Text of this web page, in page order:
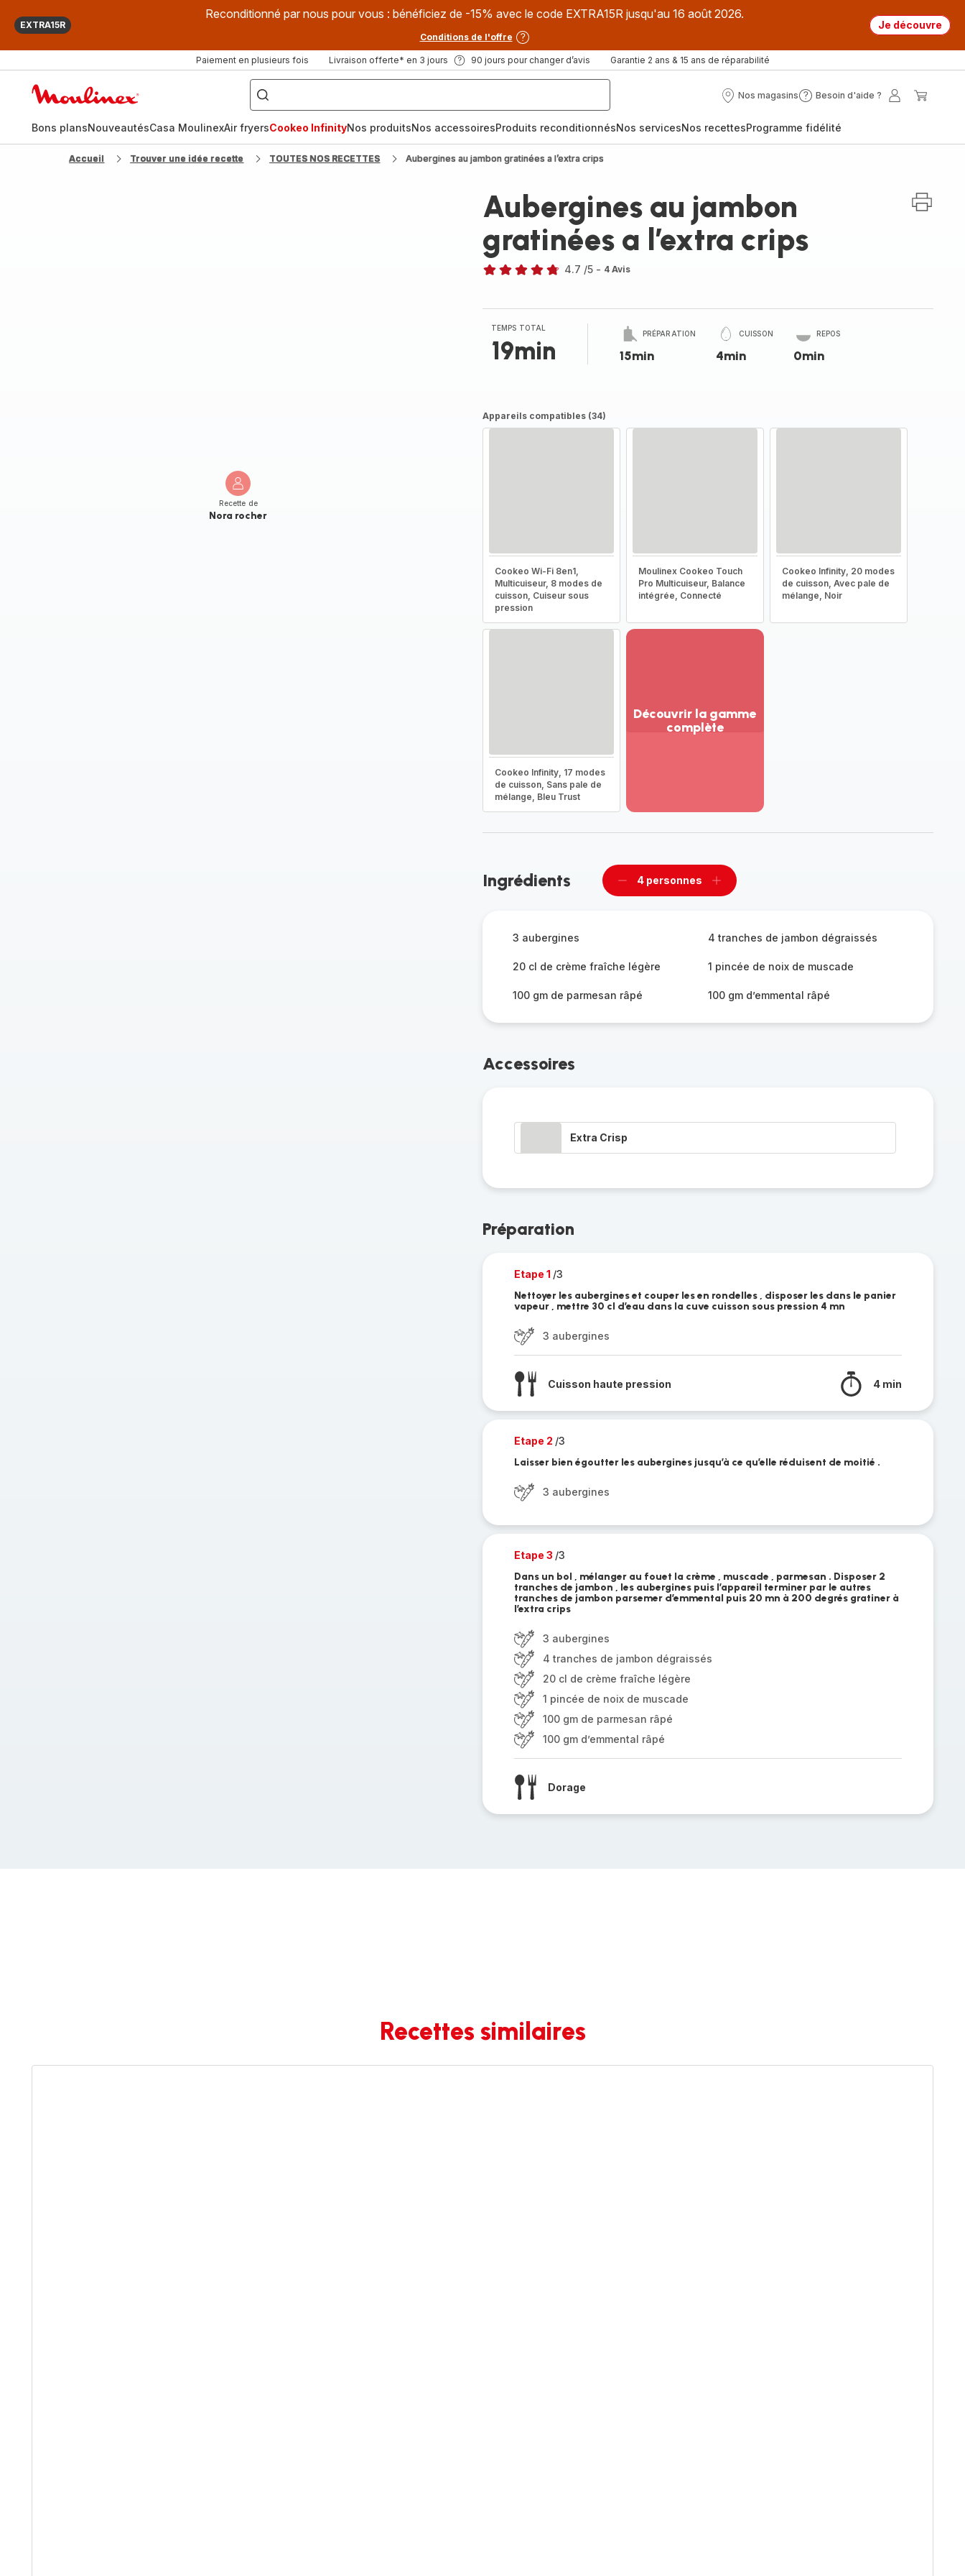
EXTRA15R
Reconditionné par nous pour vous : bénéficiez de -15% avec le code EXTRA15R jusqu'au 16 août 2026.
Conditions de l'offre
Je découvre
Paiement en plusieurs fois Livraison offerte* en 3 jours 90 jours pour changer d’avis Garantie 2 ans & 15 ans de réparabilité
["Que
recherchez-
vous
?",
fryer",
"Companion"]
Nos magasins
Nos
Besoin d'aide ?
Besoin
?
Mon
Bons plansNouveautésCasa MoulinexAir fryersCookeo InfinityNos produitsNos accessoiresProduits reconditionnésNos servicesNos recettesProgramme fidélité
Accueil Trouver une idée recette TOUTES NOS RECETTES Aubergines au jambon gratinées a l’extra crips
Recette de
Nora rocher
Aubergines au jambon
gratinées a l’extra crips
4.7 /5 - 4 Avis
TEMPS TOTAL
19min
PRÉPARATION
15min
CUISSON
4min
REPOS
0min
Appareils compatibles (34)
Cookeo Wi-Fi 8en1,
Multicuiseur, 8 modes de
cuisson, Cuiseur sous
pression
Moulinex Cookeo Touch
Pro Multicuiseur, Balance
intégrée, Connecté
Cookeo Infinity, 20 modes
de cuisson, Avec pale de
mélange, Noir
Cookeo Infinity, 17 modes
de cuisson, Sans pale de
mélange, Bleu Trust
Découvrir la gamme
complète
gamme
Ingrédients
Supprimer
4 personnes
Ajouter
3 aubergines 4 tranches de jambon dégraissés
20 cl de crème fraîche légère 1 pincée de noix de muscade
100 gm de parmesan râpé 100 gm d’emmental râpé
Accessoires
Extra Crisp
Préparation
Etape 1 /3
Nettoyer les aubergines et couper les en rondelles , disposer les dans le panier
vapeur , mettre 30 cl d’eau dans la cuve cuisson sous pression 4 mn
3 aubergines
Cuisson haute pression 4 min
Etape 2 /3
Laisser bien égoutter les aubergines jusqu’à ce qu’elle réduisent de moitié .
3 aubergines
Etape 3 /3
Dans un bol , mélanger au fouet la crème , muscade , parmesan . Disposer 2
tranches de jambon , les aubergines puis l’appareil terminer par le autres
tranches de jambon parsemer d’emmental puis 20 mn à 200 degrés gratiner à
l’extra crips
3 aubergines
4 tranches de jambon dégraissés
20 cl de crème fraîche légère
1 pincée de noix de muscade
100 gm de parmesan râpé
100 gm d’emmental râpé
Dorage
Recettes similaires